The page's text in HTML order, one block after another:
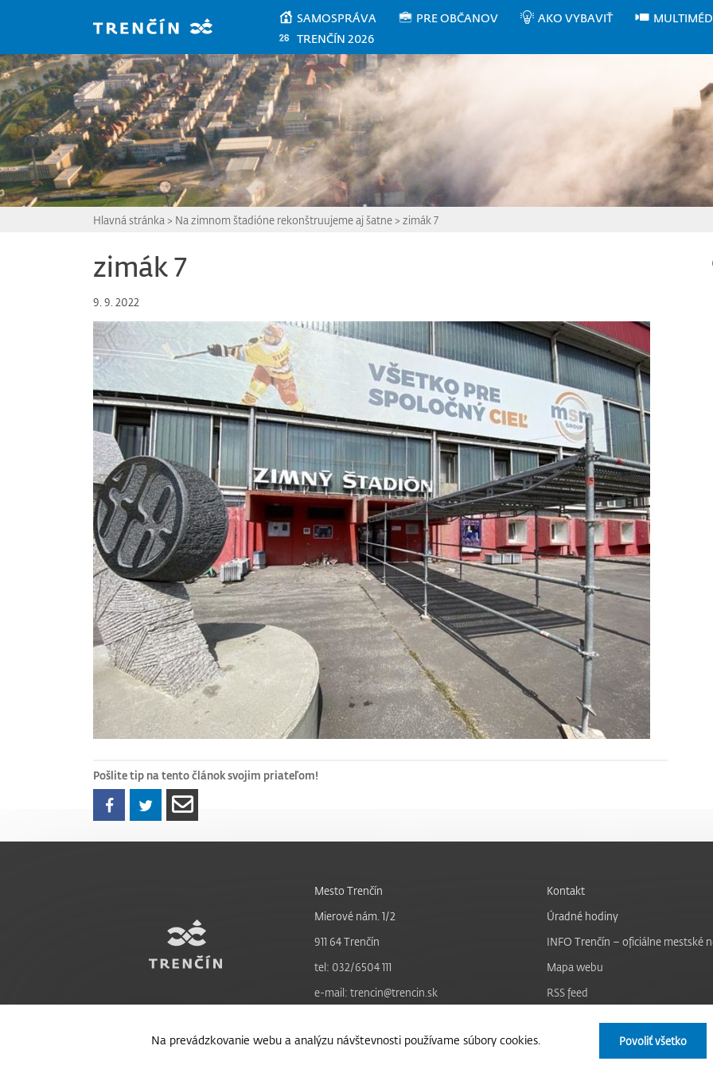
SAMOSPRÁVA PRE OBČANOV AKO VYBAVIŤ
TRENČÍN 2026
Hlavná stránka > Na zimnom štadióne rekonštruujeme aj šatne> zimák 7
zimák 7
9. 9. 2022
Pošlite tip na tento článok svojim priateľom!
Na prevádzkovanie webu a analýzu návštevnosti používame súbory cookies. Povoliť všetko
Mesto Trenčín
Mierové nám. 1/2
911 64 Trenčín
tel: 032/6504 111
e-mail: trencin@trencin.sk
Kontakt
Úradné hodiny
INFO Trenčín – oficiálne mestské
Mapa webu
RSS feed